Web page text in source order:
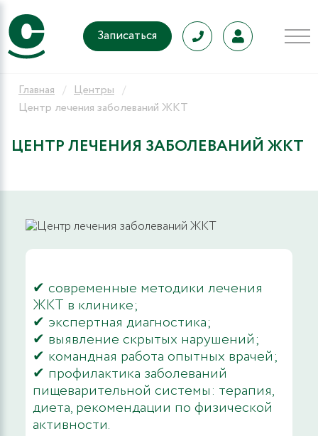
Записаться
Главная
Центры
Центр лечения заболеваний ЖКТ
ЦЕНТР ЛЕЧЕНИЯ ЗАБОЛЕВАНИЙ ЖКТ
✔ современные методики лечения
ЖКТ в клинике;
✔ экспертная диагностика;
✔ выявление скрытых нарушений;
✔ командная работа опытных врачей;
✔ профилактика заболеваний
пищеварительной системы: терапия,
диета, рекомендации по физической
активности.